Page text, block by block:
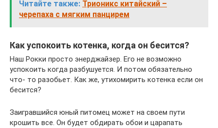
Читайте также: Трионикс китайский –
черепаха с мягким панцирем
Как успокоить котенка, когда он бесится?
Наш Рокки просто энерджайзер. Его не возможно
успокоить когда разбушуется. И потом обязательно
что- то разобьет. Как же, утихомирить котенка если он
бесится?
Заигравшийся юный питомец может на своем пути
крошить все. Он будет обдирать обои и царапать